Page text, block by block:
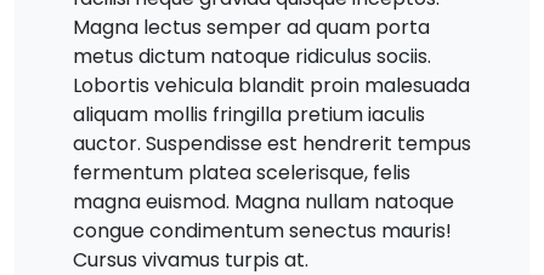
Magna lectus semper ad quam porta
metus dictum natoque ridiculus sociis.
Lobortis vehicula blandit proin malesuada
aliquam mollis fringilla pretium iaculis
auctor. Suspendisse est hendrerit tempus
fermentum platea scelerisque, felis
magna euismod. Magna nullam natoque
congue condimentum senectus mauris!
Cursus vivamus turpis at.